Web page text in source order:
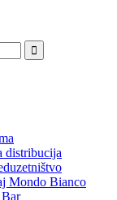
distribucija
Mondo Bianco